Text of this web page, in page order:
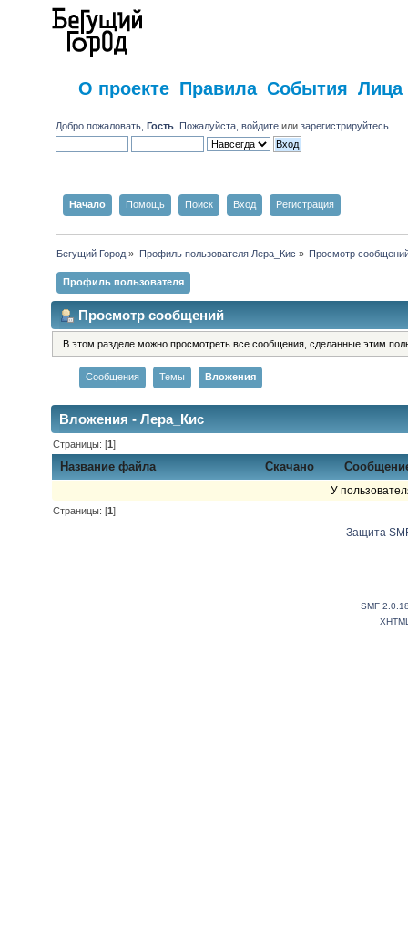
О проекте Правила События Лица
Добро пожаловать,Гость . Пожалуйста,войдите илизарегистрируйтесь
Начало Помощь Поиск Вход Регистрация
Бегущий Город » Профиль пользователя Лера_Кис » Просмотр
Профиль пользователя
Просмотр сообщений
В этом разделе можно просмотреть все сообщения, сделанные этим
Сообщения Темы Вложения
Вложения - Лера_Кис
Страницы: [1]
Название файла Скачано
У
Страницы: [1]
Защита
SMF